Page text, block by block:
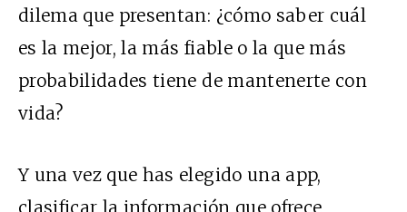
dilema que presentan: ¿cómo saber cuál
es la mejor, la más fiable o la que más
probabilidades tiene de mantenerte con
vida?
Y una vez que has elegido una app,
clasificar la información que ofrece